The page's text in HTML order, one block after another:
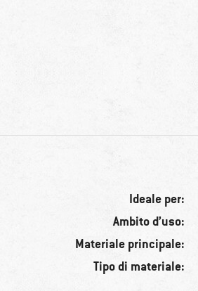
Ideale per:
Ambito d’uso:
Materiale principale:
Tipo di materiale: